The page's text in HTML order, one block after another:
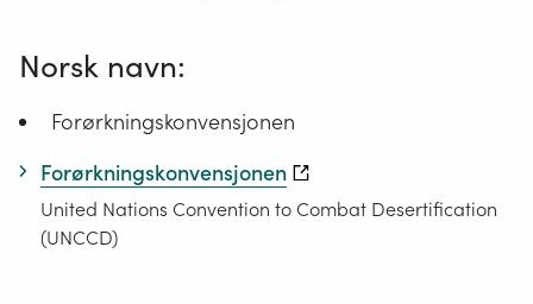
Norsk navn:
Forørkningskonvensjonen
Forørkningskonvensjonen
United Nations Convention to Combat Desertification
(UNCCD)